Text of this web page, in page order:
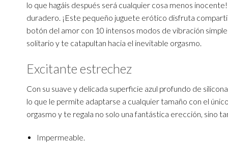
lo que hagáis después será cualquier cosa menos
duradero. ¡Este pequeño juguete erótico disfruta
botón del amor con 10 intensos modos de vibración
solitario y te catapultan hacia el inevitable orgasmo.
Excitante estrechez
Con su suave y delicada superficie azul profundo de
lo que le permite adaptarse a cualquier tamaño con el
orgasmo y te regala no solo una fantástica erección, sino
Impermeable.